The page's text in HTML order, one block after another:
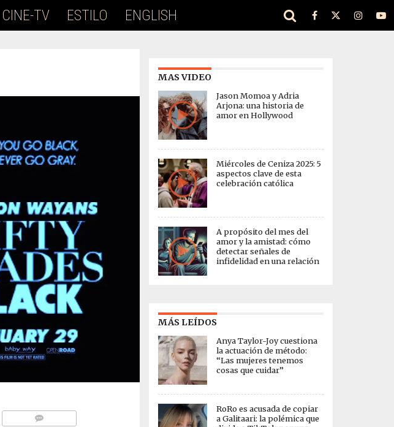
CINE-TV ESTILO ENGLISH
MAS VIDEO
Jason Momoa y Adria
Arjona: una historia de
amor en Hollywood
Miércoles de Ceniza 2025: 5
aspectos clave de esta
celebración católica
A propósito del mes del
amor y la amistad: cómo
detectar señales de
infidelidad en una relación
MÁS LEÍDOS
Anya Taylor-Joy cuestiona
la actuación de método:
“Las mujeres tenemos
cosas que cuidar”
RoRo es acusada de copiar
a Galitaari: la polémica que